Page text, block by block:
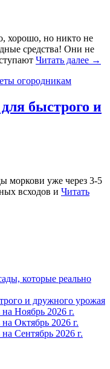
хорошо, но никто не
средства! Они не
Читать далее →
огородникам
быстрого и
моркови уже через 3-5
всходов и Читать
которые реально
и дружного урожая
Ноябрь 2026 г.
Октябрь 2026 г.
Сентябрь 2026 г.